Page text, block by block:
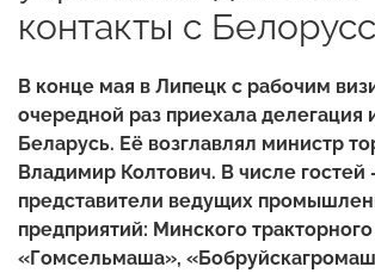
контакты с
В конце мая в Липецк с рабочим
очередной раз приехала делегация
Беларусь. Её возглавлял министр
Владимир Колтович. В числе гостей
представители ведущих
предприятий: Минского тракторного
«Гомсельмаша»,